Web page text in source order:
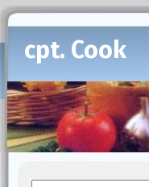
cpt. Cook